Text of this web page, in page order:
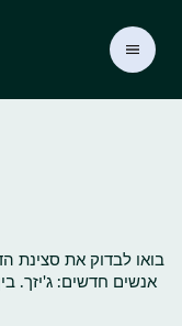
בואו לבדוק את סצינת
אנשים חדשים: ג'יזך.